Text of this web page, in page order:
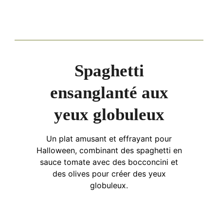
Spaghetti
ensanglanté aux
yeux globuleux
Un plat amusant et effrayant pour
Halloween, combinant des spaghetti en
sauce tomate avec des bocconcini et
des olives pour créer des yeux
globuleux.